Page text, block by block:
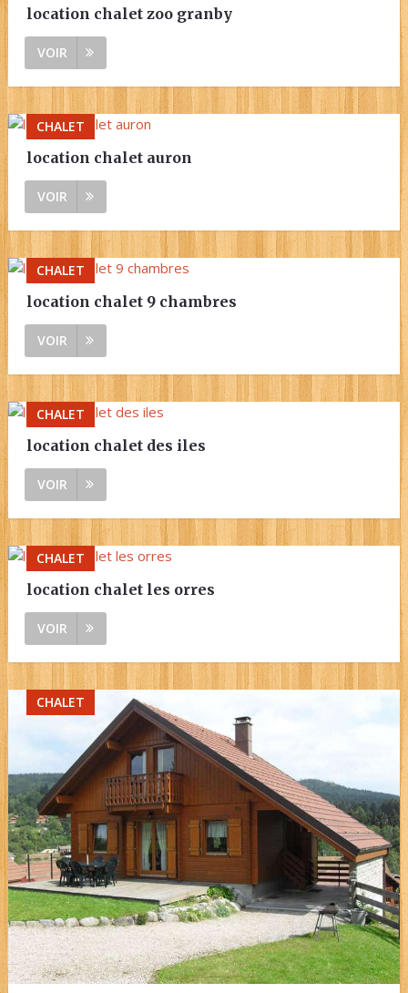
location chalet zoo granby
VOIR
CHALET
location chalet auron
VOIR
CHALET
location chalet 9 chambres
VOIR
CHALET
location chalet des iles
VOIR
CHALET
location chalet les orres
VOIR
CHALET